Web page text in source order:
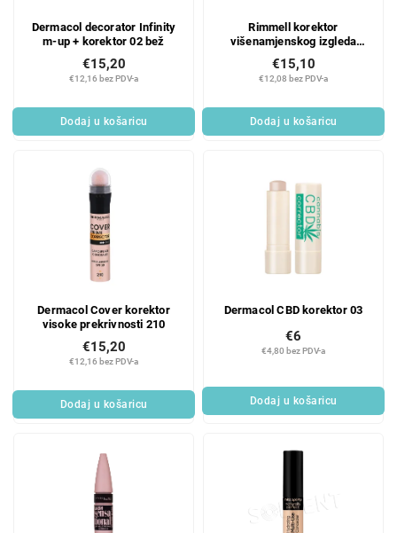
Dermacol decorator Infinity
m-up + korektor 02 bež
€12,16 bez PDV-a
€15,20
Dodaj u košaricu
Rimmell korektor
višenamjenskog izgleda
€12,08 bez PDV-a
€15,10
Dodaj u košaricu
Dermacol Cover korektor
visoke prekrivnosti 210
€12,16 bez PDV-a
€15,20
Dodaj u košaricu
Dermacol CBD korektor 03
€4,80 bez PDV-a
€6
Dodaj u košaricu